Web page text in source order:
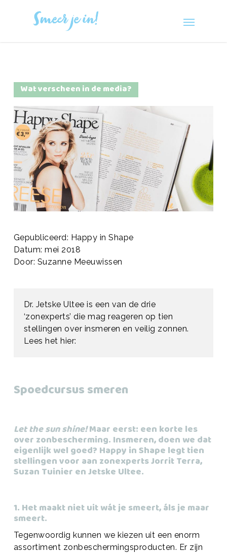
Wat verscheen in de media?
Gepubliceerd: Happy in Shape
Datum: mei 2018
Door: Suzanne Meeuwissen
Dr. Jetske Ultee is een van de drie
‘zonexperts’ die mag reageren op tien
stellingen over insmeren en veilig zonnen.
Lees het hier:
Spoedcursus smeren
Let the sun shine!Maar eerst: een korte les
over zonbescherming. Insmeren, doen we dat
eigenlijk wel goed? Happy in Shape legt tien
stellingen voor aan zonexperts Jorrit Terra,
Suzan Tuinier en Jetske Ultee.
1. Het maakt niet uit wát je smeert, áls je maar
smeert.
Tegenwoordig kunnen we kiezen uit een enorm
assortiment zonbeschermingsproducten. Er zijn